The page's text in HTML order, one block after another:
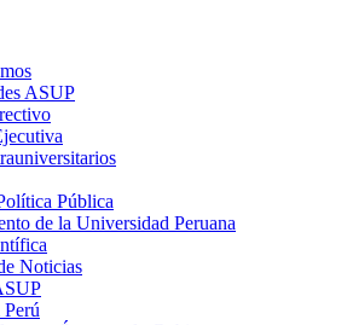
ASUP
Pública
de la Universidad Peruana
Noticias